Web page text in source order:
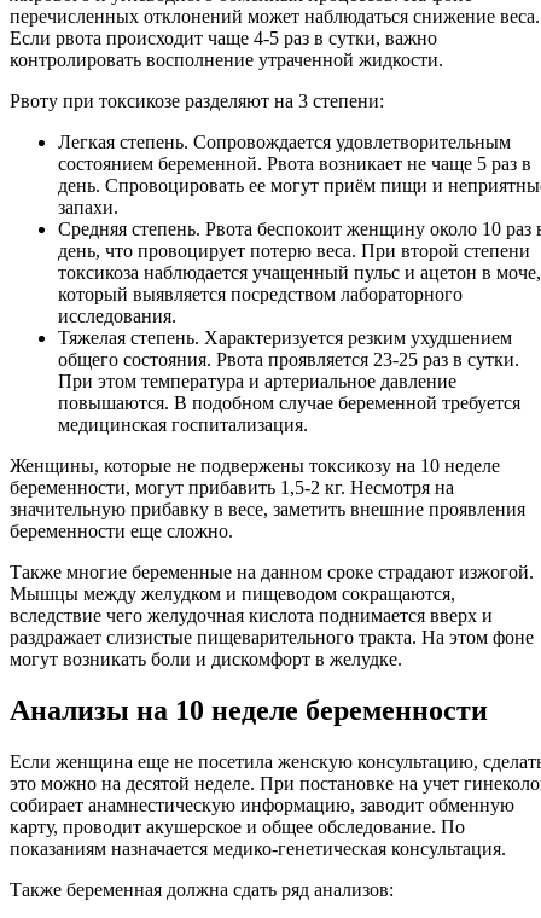
перечисленных отклонений может наблюдаться снижение веса.
Если рвота происходит чаще 4-5 раз в сутки, важно
контролировать восполнение утраченной жидкости.
Рвоту при токсикозе разделяют на 3 степени:
Легкая степень. Сопровождается удовлетворительным
состоянием беременной. Рвота возникает не чаще 5 раз в
день. Спровоцировать ее могут приём пищи и
запахи.
Средняя степень. Рвота беспокоит женщину около 10 раз
день, что провоцирует потерю веса. При второй степени
токсикоза наблюдается учащенный пульс и ацетон в моче,
который выявляется посредством лабораторного
исследования.
Тяжелая степень. Характеризуется резким ухудшением
общего состояния. Рвота проявляется 23-25 раз в сутки.
При этом температура и артериальное давление
повышаются. В подобном случае беременной требуется
медицинская госпитализация.
Женщины, которые не подвержены токсикозу на 10 неделе
беременности, могут прибавить 1,5-2 кг. Несмотря на
значительную прибавку в весе, заметить внешние проявления
беременности еще сложно.
Также многие беременные на данном сроке страдают изжогой.
Мышцы между желудком и пищеводом сокращаются,
вследствие чего желудочная кислота поднимается вверх и
раздражает слизистые пищеварительного тракта. На этом фоне
могут возникать боли и дискомфорт в желудке.
Анализы на 10 неделе беременности
Если женщина еще не посетила женскую консультацию,
это можно на десятой неделе. При постановке на учет
собирает анамнестическую информацию, заводит обменную
карту, проводит акушерское и общее обследование. По
показаниям назначается медико-генетическая консультация.
Также беременная должна сдать ряд анализов: